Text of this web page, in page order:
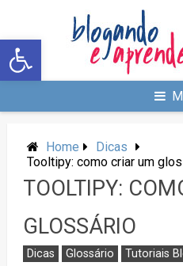
Abrir a barra de
Home
Dicas
Tooltipy: como criar um
TOOLTIPY:
GLOSSÁRIO
Dicas Glossário Tutoriais